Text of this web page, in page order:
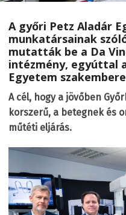
A győri Petz Aladár
munkatársainak
mutatták be a Da
intézmény, egyúttal
Egyetem
A cél, hogy a jövőben
korszerű, a betegnek és
műtéti eljárás.